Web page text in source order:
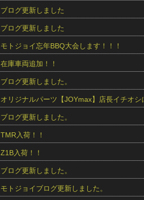
ブログ更新しました
ブログ更新しました
モトジョイ忘年BBQ大会します！！！
在庫車両追加！！
ブログ更新しました。
オリジナルパーツ【JOYmax】店長イチオ
ブログ更新しました。
TMR入荷！！
Z1B入荷！！
ブログ更新しました。
モトジョイブログ更新しました。